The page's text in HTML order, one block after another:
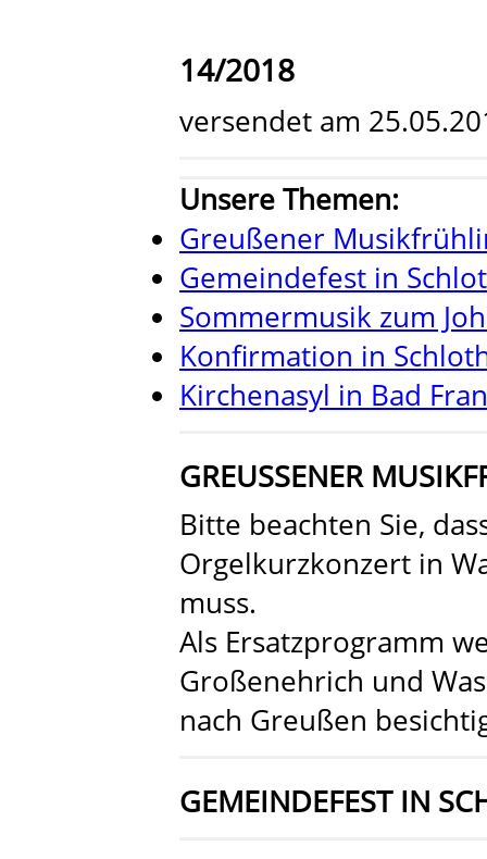
14/2018
versendet am
Unsere Themen:
Greußener
Gemeindefest in
Sommermusik zum
Konfirmation in
Kirchenasyl in Bad
GREUSSENER
Bitte beachten Sie,
Orgelkurzkonzert in
muss.
Als Ersatzprogramm
Großenehrich und
nach Greußen
GEMEINDEFEST IN